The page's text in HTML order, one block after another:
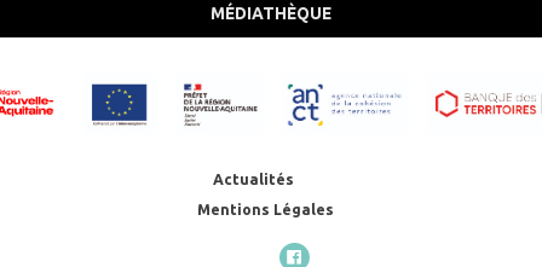
MÉDIATHÈQUE
Actualités
Mentions Légales